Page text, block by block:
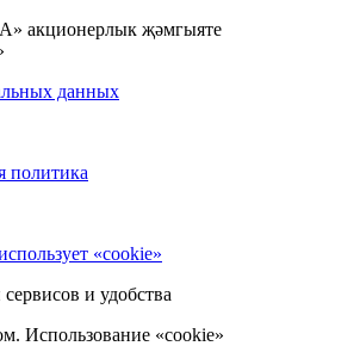
акционерлык җәмгыяте
данных
политика
«cookie»
и удобства
Использование «cookie»